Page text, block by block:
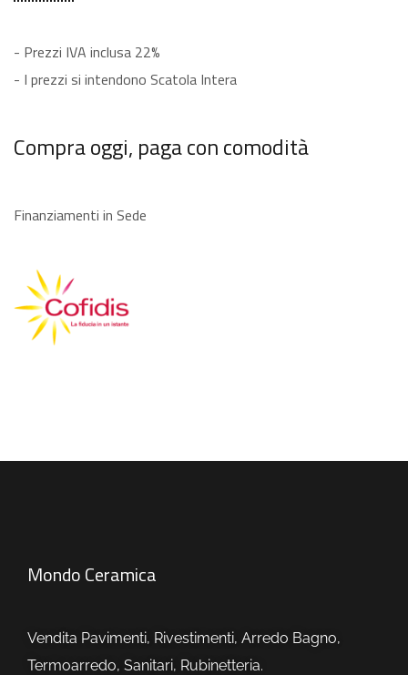
- Prezzi IVA inclusa 22%
- I prezzi si intendono Scatola Intera
Compra oggi, paga con comodità
Finanziamenti in Sede
Mondo Ceramica
Vendita Pavimenti, Rivestimenti, Arredo Bagno,
Termoarredo, Sanitari, Rubinetteria.